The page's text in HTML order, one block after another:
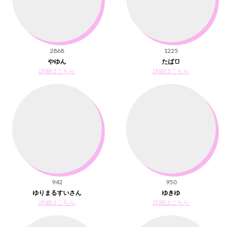
2868
やゆん
詳細はこちら
1225
たば🍞
詳細はこちら
942
ゆりまるすいさん
詳細はこちら
950
ゆきゆ
詳細はこちら